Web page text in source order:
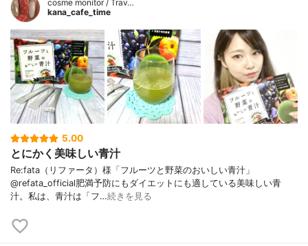
cosme monitor / Trav…
kana_cafe_time
5.00
とにかく美味しい青汁
Re:fata（リファータ）様「フルーツと野菜のおいしい青汁」
@refata_official肥満予防にもダイエットにも適している美味しい青
汁。私は、青汁は「フ…続きを見る